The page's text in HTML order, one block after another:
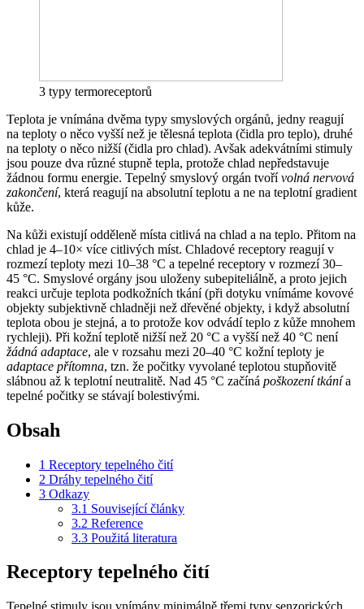
3 typy termoreceptorů
Teplota je vnímána dvěma typy smyslových orgánů, jedny reagují
na teploty o něco vyšší než je tělesná teplota (čidla pro teplo), druhé
na teploty o něco nižší (čidla pro chlad). Avšak adekvátními stimuly
jsou pouze dva různé stupně tepla, protože chlad nepředstavuje
žádnou formu energie. Tepelný smyslový orgán tvořívolná nervová
zakončení, která reagují na absolutní teplotu a ne na teplotní gradient
kůže.
Na kůži existují odděleně místa citlivá na chlad a na teplo. Přitom na
chlad je 4–10× více citlivých míst. Chladové receptory reagují v
rozmezí teploty mezi 10–38 °C a tepelné receptory v rozmezí 30–
45 °C. Smyslové orgány jsou uloženy subepiteliálně, a proto jejich
reakci určuje teplota podkožních tkání (při dotyku vnímáme kovové
objekty subjektivně chladněji než dřevěné objekty, i když absolutní
teplota obou je stejná, a to protože kov odvádí teplo z kůže mnohem
rychleji). Při kožní teplotě nižší než 20 °C a vyšší než 40 °C není
žádná adaptace, ale v rozsahu mezi 20–40 °C kožní teploty je
adaptace přítomna, tzn. že počitky vyvolané teplotou stupňovitě
slábnou až k teplotní neutralitě. Nad 45 °C začíná poškození tkánía
tepelné počitky se stávají bolestivými.
Obsah
1 Receptory tepelného čití
2 Dráhy tepelného čití
3 Odkazy
3.1 Související články
3.2 Reference
3.3 Použitá literatura
Receptory tepelného čití